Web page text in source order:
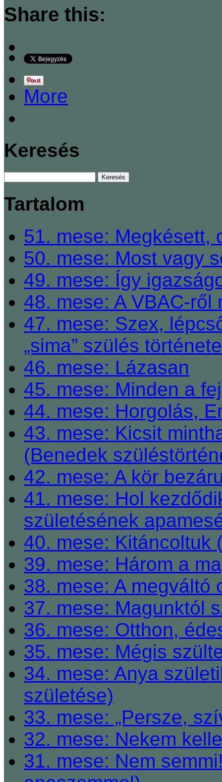
Share this:
More
Keresés
Tartalom
51. mese: Megkésett,
50. mese: Most vagy
49. mese: Így
48. mese: A VBAC-
47. mese: Szex,
„sima” szülés
46. mese: Lázasan
45. mese: Minden a
44. mese: Horgolás,
43. mese: Kicsit
(Benedek
42. mese: A kör
41. mese: Hol
születésének
40. mese: Kitáncoltuk
39. mese: Három a
38. mese: A megváltó
37. mese: Magunktól
36. mese: Otthon,
35. mese: Mégis
34. mese: Anya
születése)
33. mese: „Persze,
32. mese: Nekem
31. mese: Nem